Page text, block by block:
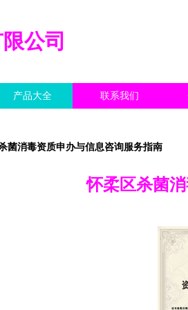
公司
产品大全 联系我们
菌消毒资质申办与信息咨询服务指南
怀柔区杀菌